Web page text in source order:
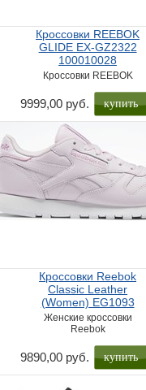
Кроссовки REEBOK
GLIDE EX-GZ2322
100010028
Кроссовки REEBOK
9999,00 руб. купить
Кроссовки Reebok
Classic Leather
(Women) EG1093
Женские кроссовки
Reebok
9890,00 руб. купить